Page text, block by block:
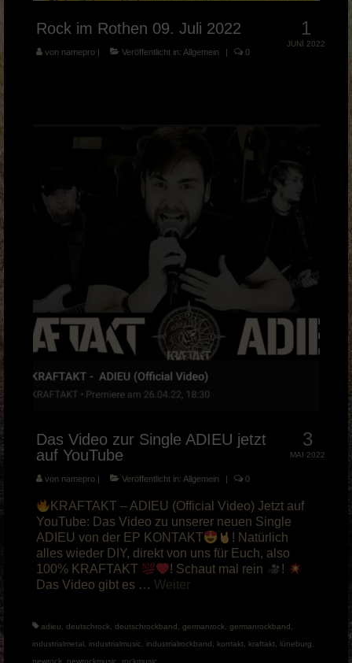
1
JUNI 2022
Rock im Rothen 09. Juli 2022
von namepro | Veröffentlicht in: Allgemein | 0
3
MAI 2022
Das Video zur Single ADIEU jetzt
auf YouTube
von namepro | Veröffentlicht in: Allgemein | 0
KRAFTAKT – ADIEU (Official Video) Jetzt auf
YouTube: Das Video zu unserer neuen Single
ADIEU von der EP KONTAKT
! Natürlich
alles wieder DIY, direkt von uns für Euch, also
100% KRAFTAKT
! Schaut mal rein
!
Das Video gibt es … Weiter
adieu deutschrock deutschrockband germanrock germanrockband
industrialmetal
industrialmusic industrialrockband kontakt kraftakt lüneburg
newrock
newrockmusic rockmusic